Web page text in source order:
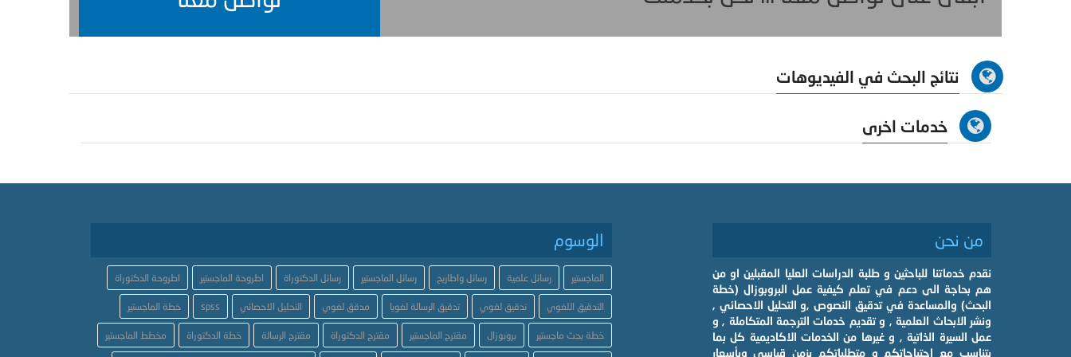
نتائج البحث في الفيديوهات
خدمات اخرى
من نحن
نقدم خدماتنا للباحثين و طلبة الدراسات العليا المقبلين او من
هم بحاجة الى دعم في تعلم كيفية عمل البروبوزال (خطة
البحث) والمساعدة في تدقيق النصوص ,و التحليل الاحصائي ,
ونشر الابحاث العلمية , و تقديم خدمات الترجمة المتكاملة , و
عمل السيرة الذاتية , و غيرها من الخدمات الاكاديمية كل بما
يتناسب مع احتياجاتكم و متطلباتكم بزمن قياسي وبأسعار
الوسوم
الماجستير رسائل علمية رسائل واطاريح رسائل الماجستير رسائل الدكتوراة اطروحة الماجستير اطروحة الدكتوراة
التدقيق اللغوي تدقيق لغوي تدقيق الرسالة لغويا مدقق لغوي التحليل الاحصائي spss خطة الماجستير
خطة بحث ماجستير بروبوزال مقترح الماجستير مقترح الدكتوراة مقترح الرسالة خطة الدكتوراة مخطط الماجستير